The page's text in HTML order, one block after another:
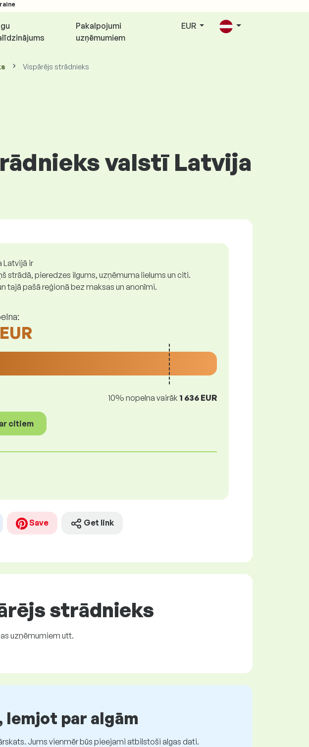
Pakalpojumi
uzņēmumiem
EUR
Vispārējs strādnieks
valstī Latvija
Latvijā ir
strādā, pieredzes ilgums, uzņēmuma lielums un citi.
tajā pašā reģionā bez maksas un anonīmi.
10% nopelna vairāk 1 636 EUR
citiem
Save Get link
strādnieks
uzņēmumiem utt.
par algām
Jums vienmēr būs pieejami atbilstoši algas dati.